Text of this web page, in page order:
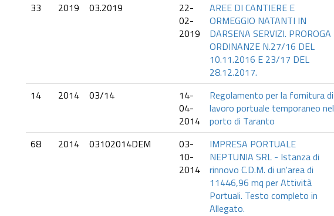
33 2019 03.2019
22-
02-
2019
AREE DI CANTIERE E
ORMEGGIO NATANTI IN
DARSENA SERVIZI. PROROGA
ORDINANZE N.27/16 DEL
10.11.2016 E 23/17 DEL
28.12.2017.
14 2014 03/14
14-
04-
2014
Regolamento per la fornitura di
lavoro portuale temporaneo nel
porto di Taranto
68 2014 03102014DEM
03-
10-
2014
IMPRESA PORTUALE
NEPTUNIA SRL - Istanza di
rinnovo C.D.M. di un'area di
11446,96 mq per Attività
Portuali. Testo completo in
Allegato.